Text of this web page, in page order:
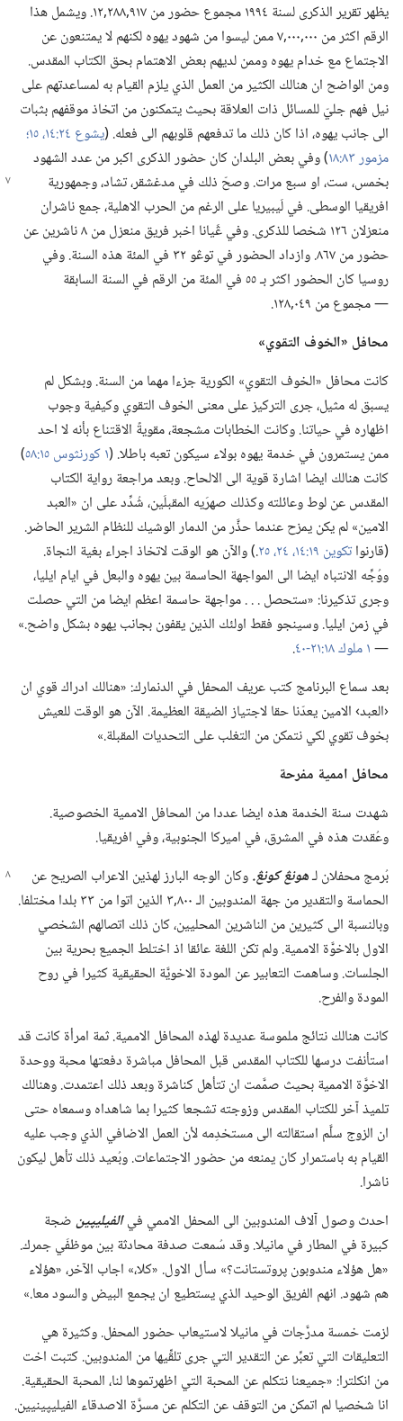
يظهر تقرير الذكرى لسنة ١٩٩٤ مجموع حضور من ٩١٧‏,٢٨٨‏,١٢.‏ ويشمل هذا
الرقم اكثر من ٠٠٠‏,٠٠٠‏,٧ ممن ليسوا من شهود يهوه لكنهم لا يمتنعون عن
الاجتماع مع خدام يهوه وممن لديهم بعض الاهتمام بحق الكتاب المقدس.‏
ومن الواضح ان هنالك الكثير من العمل الذي يلزم القيام به لمساعدتهم على
نيل فهم جليّ للمسائل ذات العلاقة بحيث يتمكنون من اتخاذ موقفهم بثبات
الى جانب يهوه،‏ اذا كان ذلك ما تدفعهم قلوبهم الى فعله.‏ (‏يشوع ٢٤:‏١٤،‏ ١٥؛‏
مزمور ٨٣:‏١٨
‏)‏ وفي بعض البلدان كان حضور الذكرى اكبر من عدد الشهود
بخمس،‏ ست،‏ او سبع مرات.‏ وصحّ ذلك في مدغشقر،‏ تشاد،‏ وجمهورية
افريقيا الوسطى.‏ في لَيبيريا على الرغم من الحرب الاهلية،‏ جمع ناشران
منعزلان ١٢٦ شخصا للذكرى.‏ وفي ڠَيانا اخبر فريق منعزل من ٨ ناشرين عن
حضور من ٨٦٧.‏ وازداد الحضور في توڠو ٣٢ في المئة هذه السنة.‏ وفي
روسيا كان الحضور اكثر بـ‍ ٥٥ في المئة من الرقم في السنة السابقة
—‏ مجموع من ٠٤٩‏,١٢٨.‏
محافل «الخوف التقوي»‏
كانت محافل «الخوف التقوي» الكورية جزءا مهما من السنة.‏ وبشكل لم
يسبق له مثيل،‏ جرى التركيز على معنى الخوف التقوي وكيفية وجوب
اظهاره في حياتنا.‏ وكانت الخطابات مشجعة،‏ مقويةً الاقتناع بأنه لا احد
ممن يستمرون في خدمة يهوه بولاء سيكون تعبه باطلا.‏ (‏١ كورنثوس ١٥:‏٥٨
‏)‏
كانت هنالك ايضا اشارة قوية الى الالحاح.‏ وبعد مراجعة رواية الكتاب
المقدس عن لوط وعائلته وكذلك صهرَيه المقبلَين،‏ شُدِّد على ان «العبد
الامين» لم يكن يمزح عندما حذَّر من الدمار الوشيك للنظام الشرير الحاضر.‏
(‏قارنواتكوين ١٩:‏١٤،‏
‏.‏)‏ والآن هو الوقت لاتخاذ اجراء بغية النجاة.‏
ووُجِّه الانتباه ايضا الى المواجهة الحاسمة بين يهوه والبعل في ايام ايليا،‏
وجرى تذكيرنا:‏ «ستحصل .‏ .‏ .‏ مواجهة حاسمة اعظم ايضا من التي حصلت
في زمن ايليا.‏ وسينجو فقط اولئك الذين يقفون بجانب يهوه بشكل واضح.‏»
—‏١ ملوك ١٨:‏٢١-‏٤٠
‏.‏
بعد سماع البرنامج كتب عريف المحفل في الدنمارك:‏ «هنالك ادراك قوي ان
‹العبد› الامين يعدّنا حقا لاجتياز الضيقة العظيمة.‏ الآن هو الوقت للعيش
بخوف تقوي لكي نتمكن من التغلب على التحديات المقبلة.‏»‏
محافل اممية مفرحة
شهدت سنة الخدمة هذه ايضا عددا من المحافل الاممية الخصوصية.‏
وعُقدت هذه في المشرق،‏ في اميركا الجنوبية،‏ وفي افريقيا.‏
بُرمج محفلان لـ‍هونڠ كونڠ.‏وكان الوجه البارز لهذين الاعراب الصريح عن
الحماسة والتقدير من جهة المندوبين الـ‍ ٨٠٠‏,٣ الذين اتوا من ٣٣ بلدا مختلفا.‏
وبالنسبة الى كثيرين من الناشرين المحليين،‏ كان ذلك اتصالهم الشخصي
الاول بالاخوَّة الاممية.‏ ولم تكن اللغة عائقا اذ اختلط الجميع بحرية بين
الجلسات.‏ وساهمت التعابير عن المودة الاخويَّة الحقيقية كثيرا في روح
المودة والفرح.‏
كانت هنالك نتائج ملموسة عديدة لهذه المحافل الاممية.‏ ثمة امرأة كانت قد
استأنفت درسها للكتاب المقدس قبل المحافل مباشرة دفعتها محبة ووحدة
الاخوَّة الاممية بحيث صمَّمت ان تتأهل كناشرة وبعد ذلك اعتمدت.‏ وهنالك
تلميذ آخر للكتاب المقدس وزوجته تشجعا كثيرا بما شاهداه وسمعاه حتى
ان الزوج سلَّم استقالته الى مستخدِمه لأن العمل الاضافي الذي وجب عليه
القيام به باستمرار كان يمنعه من حضور الاجتماعات.‏ وبُعيد ذلك تأهل ليكون
ناشرا.‏
احدث وصول آلاف المندوبين الى المحفل الاممي فيالفيليپينضجة
كبيرة في المطار في مانيلا.‏ وقد سُمعت صدفة محادثة بين موظفَي جمرك.‏
«هل هؤلاء مندوبون پروتستانت؟‏» سأل الاول.‏ «كلا،‏» اجاب الآخر،‏ «هؤلاء
هم شهود.‏ انهم الفريق الوحيد الذي يستطيع ان يجمع البيض والسود معا.‏»‏
لزمت خمسة مدرَّجات في مانيلا لاستيعاب حضور المحفل.‏ وكثيرة هي
التعليقات التي تعبِّر عن التقدير التي جرى تلقِّيها من المندوبين.‏ كتبت اخت
من انكلترا:‏ «جميعنا نتكلم عن المحبة التي اظهرتموها لنا،‏ المحبة الحقيقية.‏
انا شخصيا لم اتمكن من التوقف عن التكلم عن مسرَّة الاصدقاء الفيليپينيين.‏